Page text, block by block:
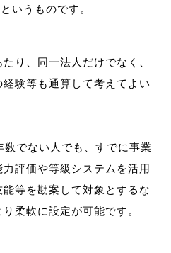
り、同一法人だけでなく、
験等も通算して考えてよい
数でない人でも、すでに事業
評価や等級システムを活用
等を勘案して対象とするな
柔軟に設定が可能です。